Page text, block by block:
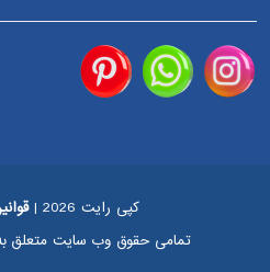
کپی رایت 2026 |
تمامی حقوق وب سایت متعلق